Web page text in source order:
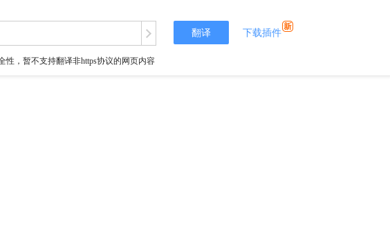
翻译 下载插件
，暂不支持翻译非https协议的网页内容